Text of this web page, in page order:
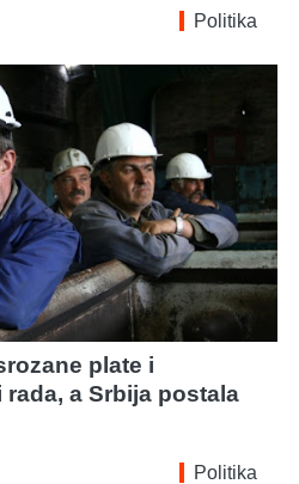
Politika
plate i
a Srbija postala
Politika